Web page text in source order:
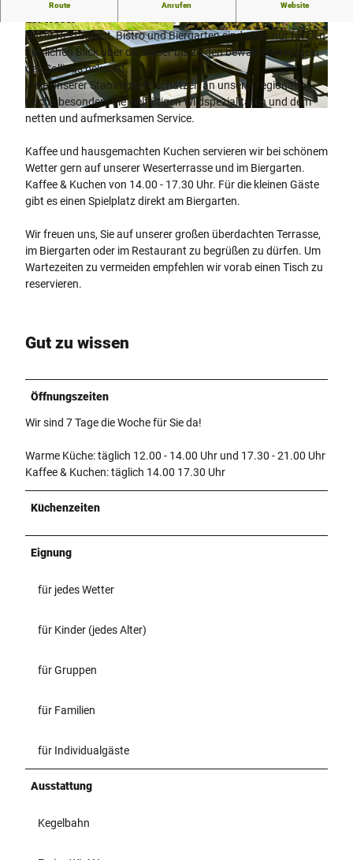
© ANDREAS KRUKEMEYER, ANDREAS KRUKEMEYER KRUKEMEYER.CO |
© ANDREAS KRUKEMEYER, ANDREAS KRU
KEMEYER KRUKEMEYER.CO |
CC-BY-SA
© Stadt Höxter, Stephan Berg |
Route Anrufen Website
Unser Restaurant, Bistro und Biergarten sind nicht nur für den
herrlichen Blick über die Weser bis zu den bewaldeten Hügeln
des Sollings bekannt.
Viele unserer Stammgäste schätzen an unserer regionale
Küche besonders die vielfältigen Wildspezialitäten und dem
netten und aufmerksamen Service.
Kaffee und hausgemachten Kuchen servieren wir bei schönem
Wetter gern auf unserer Weserterrasse und im Biergarten.
Kaffee & Kuchen von 14.00 - 17.30 Uhr. Für die kleinen Gäste
gibt es einen Spielplatz direkt am Biergarten.
Wir freuen uns, Sie auf unserer großen überdachten Terrasse,
im Biergarten oder im Restaurant zu begrüßen zu dürfen. Um
Wartezeiten zu vermeiden empfehlen wir vorab einen Tisch zu
reservieren.
Gut zu wissen
Öffnungszeiten
Wir sind 7 Tage die Woche für Sie da!
Warme Küche: täglich 12.00 - 14.00 Uhr und 17.30 - 21.00 Uhr
Kaffee & Kuchen: täglich 14.00 17.30 Uhr
Küchenzeiten
Eignung
für jedes Wetter
für Kinder (jedes Alter)
für Gruppen
für Familien
für Individualgäste
Ausstattung
Kegelbahn